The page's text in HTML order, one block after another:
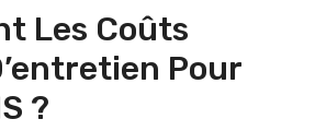
Les Coûts
Pour
?